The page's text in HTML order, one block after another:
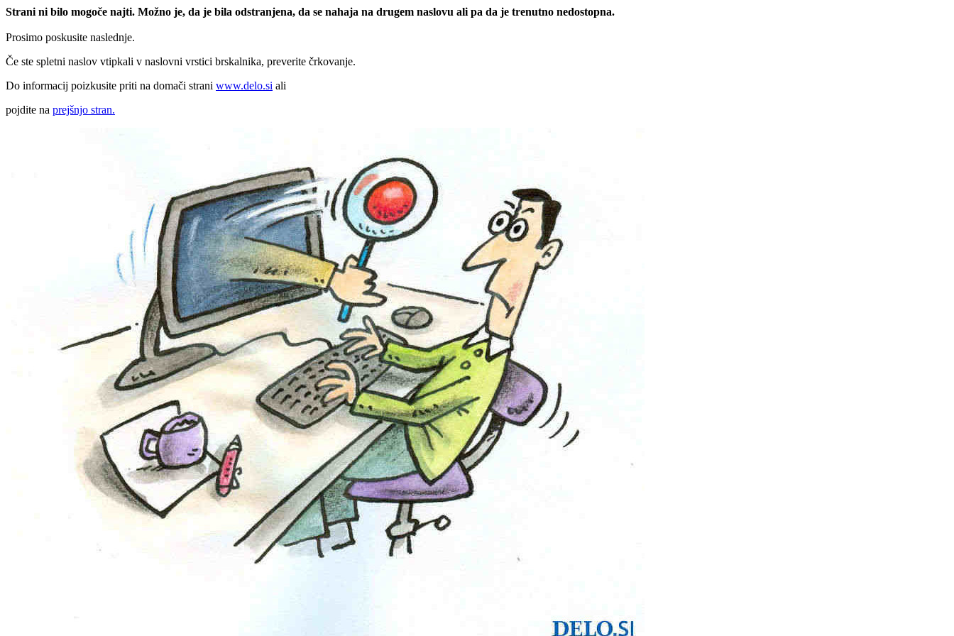
Strani ni bilo mogoče najti. Možno je, da je bila odstranjena, da se nahaja na drugem naslovu ali pa da je trenutno nedostopna.
Prosimo poskusite naslednje.
Če ste spletni naslov vtipkali v naslovni vrstici brskalnika, preverite črkovanje.
Do informacij poizkusite priti na domači strani www.delo.si ali
pojdite na prejšnjo stran.